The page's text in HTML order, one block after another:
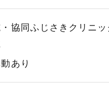
協同ふじさきクリニ
あり